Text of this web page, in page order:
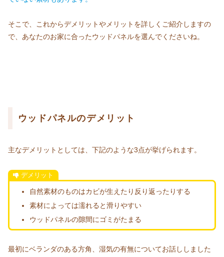
そこで、これからデメリットやメリットを詳しくご紹介しますの
で、あなたのお家に合ったウッドパネルを選んでくださいね。
ウッドパネルのデメリット
主なデメリットとしては、下記のような3点が挙げられます。
デメリット
自然素材のものはカビが生えたり反り返ったりする
素材によっては濡れると滑りやすい
ウッドパネルの隙間にゴミがたまる
最初にベランダのある方角、湿気の有無についてお話ししました